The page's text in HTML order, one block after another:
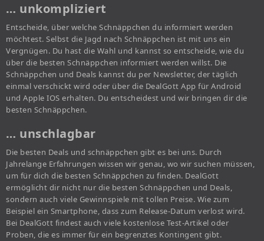
… unkompliziert
Entscheide, über welche Schnäppchen du informiert werden
möchtest. Selbst die Jagd nach Schnäppchen ist mit uns ein
Vergnügen. Du hast die Wahl und kannst so entscheide, wie du
über die besten Schnäppchen informiert werden willst. Die
Schnäppchen und Deals kannst du per Newsletter, der täglich
einmal verschickt wird oder über die DealGott App für Android
und Apple IOS erhalten. Du entscheidest und wir bringen dir die
besten Schnäppchen.
… unschlagbar
Die besten Deals und schnäppchen gibt es bei uns. Durch
Jahrelange Erfahrungen wissen wir genau, wo wir suchen müssen,
um für dich die besten Schnäppchen zu finden. DealGott
ermöglicht dir nicht nur die besten Schnäppchen und Deals,
sondern auch viele Gewinnspiele mit tollen Preise. Wie zum
Beispiel ein Smartphone, dass zum Release-Datum verlost wird.
Bei DealGott findest auch viele kostenlose Test-Artikel oder
Proben, die es immer für ein begrenztes Kontingent gibt.